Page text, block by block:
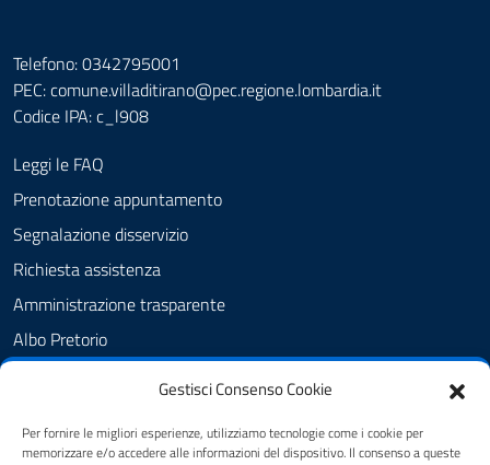
Gestisci Consenso Cookie
Per fornire le migliori esperienze, utilizziamo tecnologie come i cookie per
memorizzare e/o accedere alle informazioni del dispositivo. Il consenso a queste
Telefono: 0342795001
PEC:comune.villaditirano@pec.regione.lombardia.it
Codice IPA: c_l908
Leggi le FAQ
Prenotazione appuntamento
Segnalazione disservizio
Richiesta assistenza
Amministrazione trasparente
Albo Pretorio
Dichiarazione di accessibilità